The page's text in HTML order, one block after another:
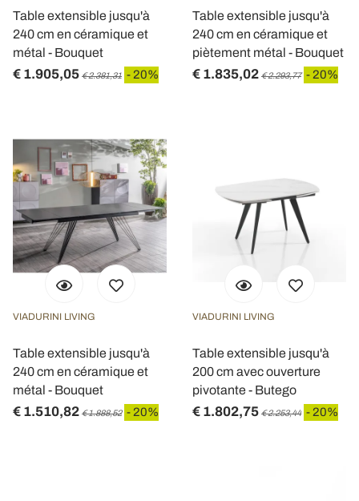
Table extensible jusqu'à
240 cm en céramique et
métal - Bouquet
€ 1.905,05 € 2.381,31 - 20%
Table extensible jusqu'à
240 cm en céramique et
piètement métal - Bouquet
€ 1.835,02 € 2.293,77 - 20%
VIADURINI LIVING
Table extensible jusqu'à
240 cm en céramique et
métal - Bouquet
€ 1.510,82 € 1.888,52 - 20%
VIADURINI LIVING
Table extensible jusqu'à
200 cm avec ouverture
pivotante - Butego
€ 1.802,75 € 2.253,44 - 20%